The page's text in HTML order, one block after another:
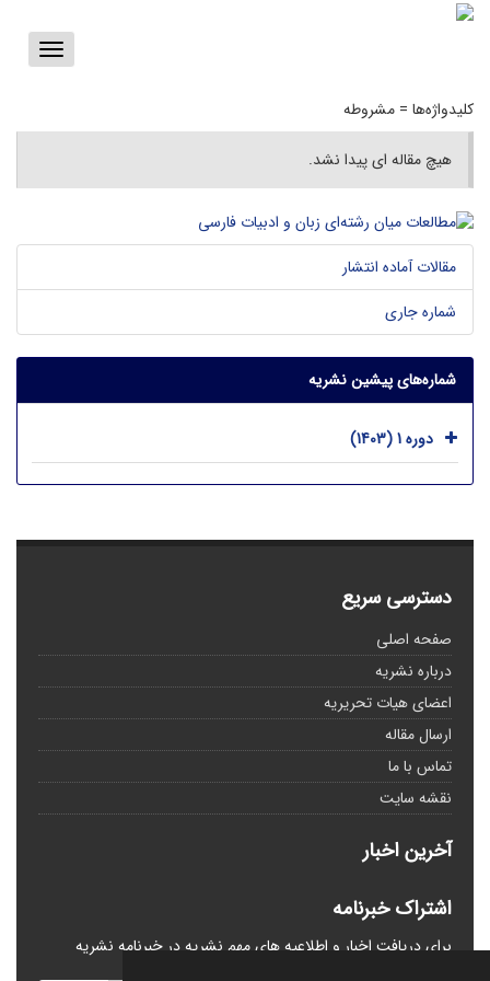
Toggle
کلیدواژه‌ها = مشروطه
هیچ مقاله ای پیدا نشد.
مقالات آماده انتشار
شماره جاری
شماره‌های پیشین نشریه
دوره 1 (1403)
دسترسی سریع
صفحه اصلی
درباره نشریه
اعضای هیات تحریریه
ارسال مقاله
تماس با ما
نقشه سایت
آخرین اخبار
اشتراک خبرنامه
برای دریافت اخبار و اطلاعیه های مهم نشریه در خبرنامه نشریه